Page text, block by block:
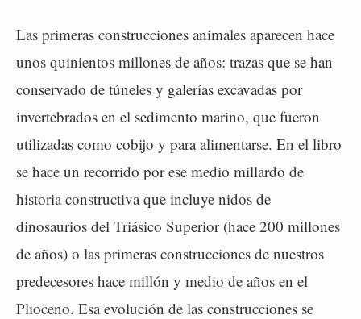
Las primeras construcciones animales aparecen hace
unos quinientos millones de años: trazas que se han
conservado de túneles y galerías excavadas por
invertebrados en el sedimento marino, que fueron
utilizadas como cobijo y para alimentarse. En el libro
se hace un recorrido por ese medio millardo de
historia constructiva que incluye nidos de
dinosaurios del Triásico Superior (hace 200 millones
de años) o las primeras construcciones de nuestros
predecesores hace millón y medio de años en el
Plioceno. Esa evolución de las construcciones se